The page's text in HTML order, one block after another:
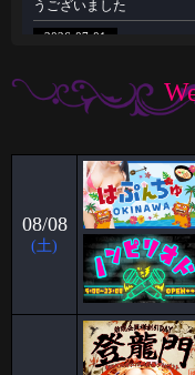
うございました
2026-07-01
🦋🉐女性様特典🉐🦋 🤩6
祝🎊🎊5周年🦋🦋と雨
ハプニングバーのスタッ
いつもPapillon
2026-06-09
パンブログ「雨の日」
お久しぶりです！ スタッ
去りましたね。
2026-06-03
08/08
(土)